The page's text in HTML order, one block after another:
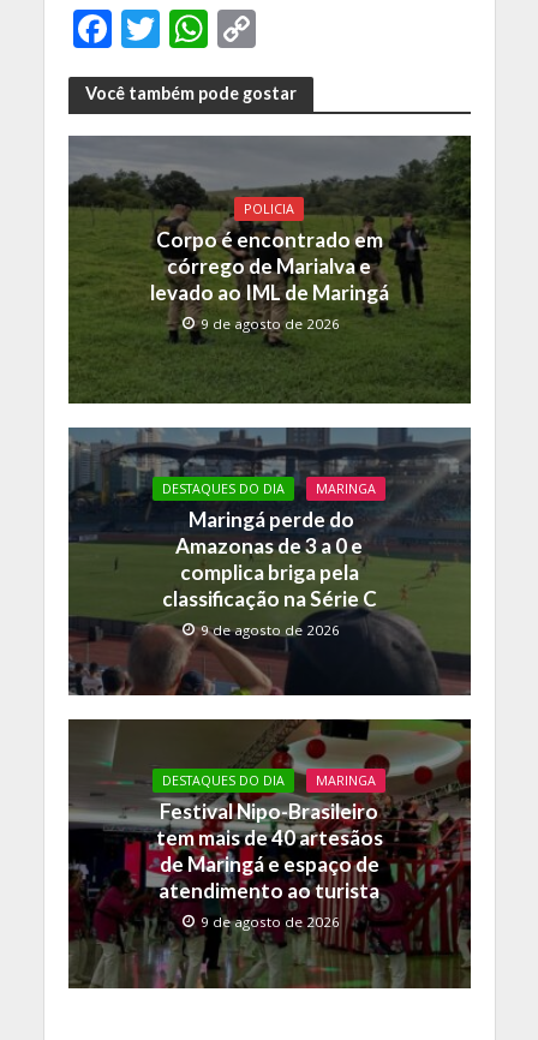
F
ac
e
b
o
o
k
T
w
itt
er
W
h
at
s
A
p
p
C
o
p
y
Li
n
k
Você também pode gostar
POLICIA
Corpo é encontrado em
córrego de Marialva e
levado ao IML de Maringá
9 de agosto de 2026
DESTAQUES DO DIA MARINGA
Maringá perde do
Amazonas de 3 a 0 e
complica briga pela
classificação na Série C
9 de agosto de 2026
DESTAQUES DO DIA MARINGA
Festival Nipo-Brasileiro
tem mais de 40 artesãos
de Maringá e espaço de
atendimento ao turista
9 de agosto de 2026